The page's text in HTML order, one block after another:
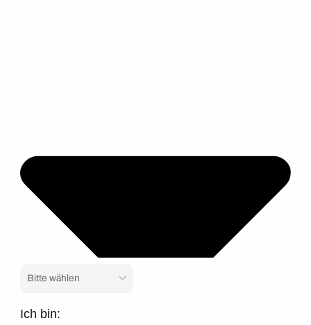
Ich bin: